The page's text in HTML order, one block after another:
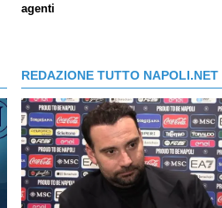
agenti
REDAZIONE TUTTO NAPOLI.NET